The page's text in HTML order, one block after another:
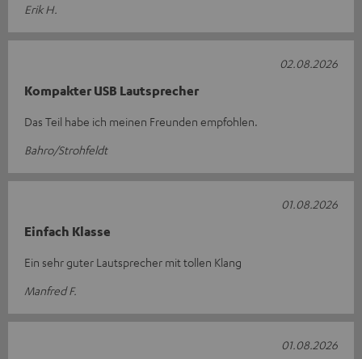
Erik H.
Kompakter USB Lautsprecher
Das Teil habe ich meinen Freunden empfohlen.
Bahro/Strohfeldt
02.08.2026
Einfach Klasse
Ein sehr guter Lautsprecher mit tollen Klang
Manfred F.
01.08.2026
01.08.2026